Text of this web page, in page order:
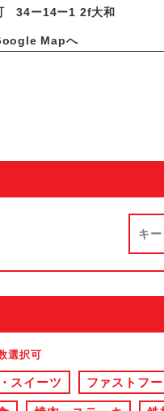
34ー14ー1 2f大和
Mapへ
選択可
スイーツ ファストフー